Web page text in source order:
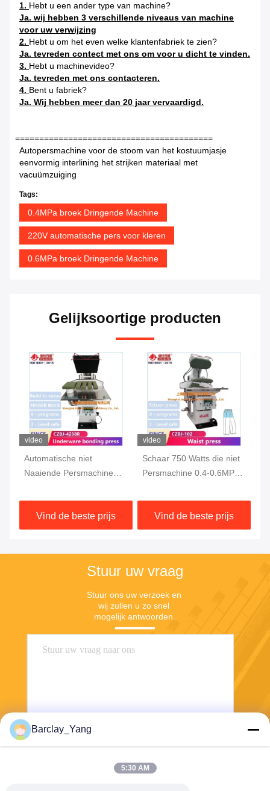
1. Hebt u een ander type van machine?
Ja. wij hebben 3 verschillende niveaus van machine
voor uw verwijzing
2. Hebt u om het even welke klantenfabriek te zien?
Ja. tevreden contect met ons om voor u dicht te vinden.
3. Hebt u machinevideo?
Ja. tevreden met ons contacteren.
4. Bent u fabriek?
Ja. Wij hebben meer dan 20 jaar vervaardigd.
=========================================
Autopersmachine voor de stoom van het kostuumjasje
eenvormig interlining het strijken materiaal met
vacuümzuiging
Tags:
0.4MPa broek Dringende Machine
220V automatische pers voor kleren
0.6MPa broek Dringende Machine
Gelijksoortige producten
video
Automatische niet
Naaiende Persmachine
Vind de beste prijs
video
Schaar 750 Watts die niet
Persmachine 0.4-0.6MPa
Vind de beste prijs
Stuur uw vraag
Stuur ons uw verzoek en
wij zullen u zo snel
mogelijk antwoorden.
Barclay_Yang
5:30 AM